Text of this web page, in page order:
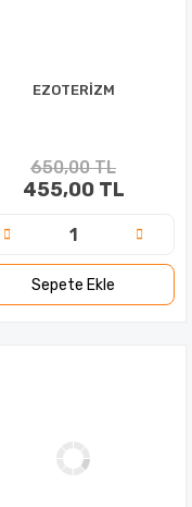
EZOTERİZM
650,00 TL
455,00 TL
Sepete Ekle